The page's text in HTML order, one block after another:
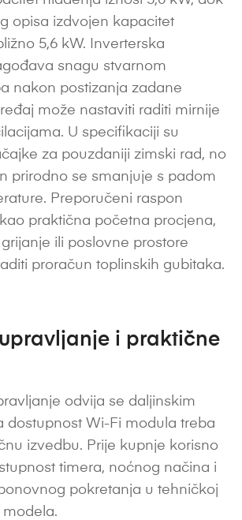
opisa izdvojen kapacitet
5,6 kW. Inverterska
snagu stvarnom
nakon postizanja zadane
može nastaviti raditi mirnije
U specifikaciji su
za pouzdaniji zimski rad, no
prirodno se smanjuje s padom
Preporučeni raspon
praktična početna procjena,
ili poslovne prostore
proračun toplinskih gubitaka.
i praktične
odvija se daljinskim
dostupnost Wi-Fi modula treba
izvedbu. Prije kupnje korisno
timera, noćnog načina i
pokretanja u tehničkoj